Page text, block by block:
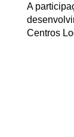
A
Centros